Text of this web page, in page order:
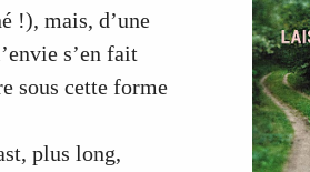
!), mais, d’une
s’en fait
sous cette forme
plus long,